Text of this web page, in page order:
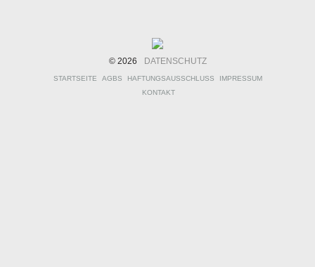
© 2026 DATENSCHUTZ
STARTSEITE AGBS HAFTUNGSAUSSCHLUSS
IMPRESSUM
KONTAKT